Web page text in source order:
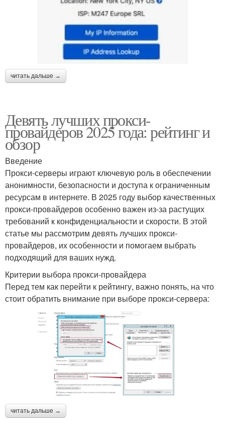
читать дальше →
Девять лучших прокси-
провайдеров 2025 года: рейтинг и
обзор
Введение
Прокси-серверы играют ключевую роль в обеспечении
анонимности, безопасности и доступа к ограниченным
ресурсам в интернете. В 2025 году выбор качественных
прокси-провайдеров особенно важен из-за растущих
требований к конфиденциальности и скорости. В этой
статье мы рассмотрим девять лучших прокси-
провайдеров, их особенности и помогаем выбрать
подходящий для ваших нужд.
Критерии выбора прокси-провайдера
Перед тем как перейти к рейтингу, важно понять, на что
стоит обратить внимание при выборе прокси-сервера:
читать дальше →